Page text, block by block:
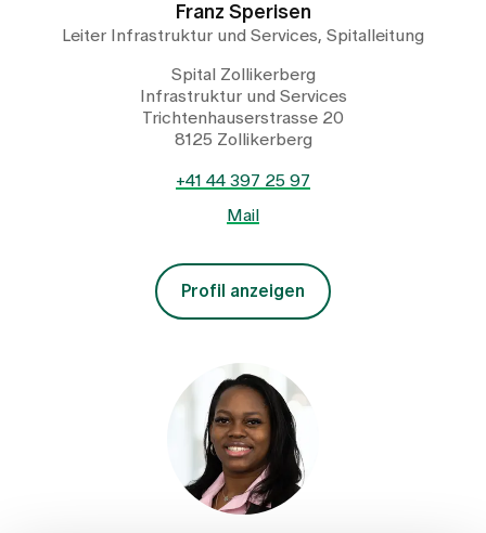
Franz Sperisen
Leiter Infrastruktur und Services, Spitalleitung
Spital Zollikerberg
Infrastruktur und Services
Trichtenhauserstrasse 20
8125 Zollikerberg
+41 44 397 25 97
Mail
Profil anzeigen